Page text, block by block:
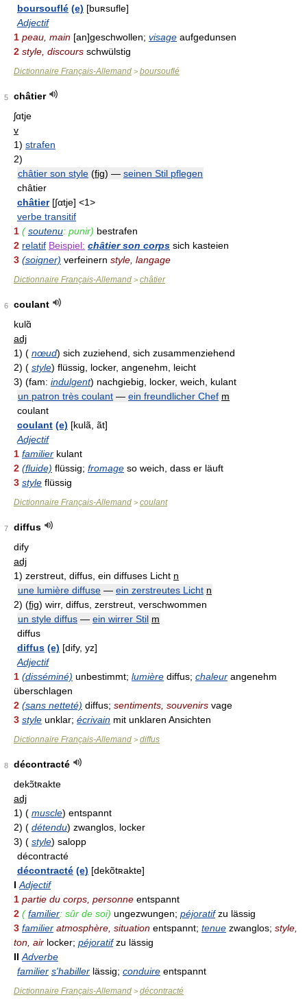
boursouflé (e) [buʀsufle]
Adjectif
1 peau, main [an]geschwollen; visage aufgedunsen
2 style, discours schwülstig
Dictionnaire Français-Allemand > boursouflé
5
châtier
ʃɑtje
v
1) strafen
2)
châtier son style (fig) — seinen Stil pflegen
châtier
châtier[∫αtje] <1>
verbe transitif
1 ( soutenu: punir) bestrafen
2 relatif Beispiel: châtier son corps sich kasteien
3 (soigner) verfeinern style, langage
Dictionnaire Français-Allemand > châtier
6
coulant
kulɑ̃
adj
1) ( nœud) sich zuziehend, sich zusammenziehend
2) ( style) flüssig, locker, angenehm, leicht
3) (fam: indulgent) nachgiebig, locker, weich, kulant
un patron très coulant — ein freundlicher Chef m
coulant
coulant (e) [kulã, ãt]
Adjectif
1 familier kulant
2 (fluide) flüssig; fromage so weich, dass er läuft
3 style flüssig
Dictionnaire Français-Allemand > coulant
7
diffus
dify
adj
1) zerstreut, diffus, ein diffuses Licht n
une lumière diffuse — ein zerstreutes Licht n
2) (fig) wirr, diffus, zerstreut, verschwommen
un style diffus — ein wirrer Stil m
diffus
diffus (e) [dify, yz]
Adjectif
1 (disséminé) unbestimmt; lumière diffus; chaleur angenehm
überschlagen
2 (sans netteté) diffus; sentiments, souvenirs vage
3 style unklar; écrivain mit unklaren Ansichten
Dictionnaire Français-Allemand > diffus
8
décontracté
dekɔ̃tʀakte
adj
1) ( muscle) entspannt
2) ( détendu) zwanglos, locker
3) ( style) salopp
décontracté
décontracté (e) [dekõtʀakte]
I Adjectif
1 partie du corps, personne entspannt
2 ( familier: sûr de soi) ungezwungen; péjoratifzu lässig
3 familier atmosphère, situation entspannt; tenue zwanglos; style,
ton, air locker; péjoratifzu lässig
II Adverbe
familier s'habiller lässig; conduire entspannt
Dictionnaire Français-Allemand > décontracté